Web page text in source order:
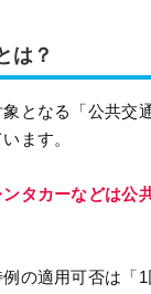
は？
となる「公共交
ます。
タカーなどは公
の適用可否は「